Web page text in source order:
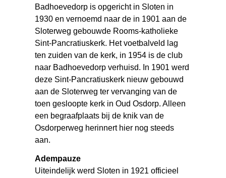
Badhoevedorp is opgericht in Sloten in
1930 en vernoemd naar de in 1901 aan de
Sloterweg gebouwde Rooms-katholieke
Sint-Pancratiuskerk. Het voetbalveld lag
ten zuiden van de kerk, in 1954 is de club
naar Badhoevedorp verhuisd. In 1901 werd
deze Sint-Pancratiuskerk nieuw gebouwd
aan de Sloterweg ter vervanging van de
toen gesloopte kerk in Oud Osdorp. Alleen
een begraafplaats bij de knik van de
Osdorperweg herinnert hier nog steeds
aan.
Adempauze
Uiteindelijk werd Sloten in 1921 officieel